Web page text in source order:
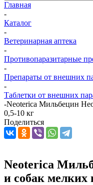
Главная
-
Каталог
-
Ветеринарная аптека
-
Противопаразитарные
-
Препараты от внешних
-
Таблетки от внешних
-Neoterica Мильбецин
0,5-10 кг
Поделиться
Neoterica
и собак мелких